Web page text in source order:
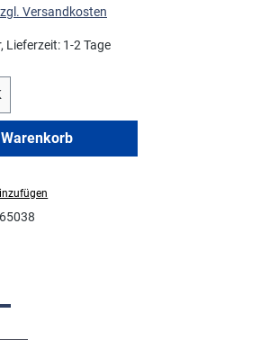
Versandkosten
Lieferzeit: 1-2 Tage